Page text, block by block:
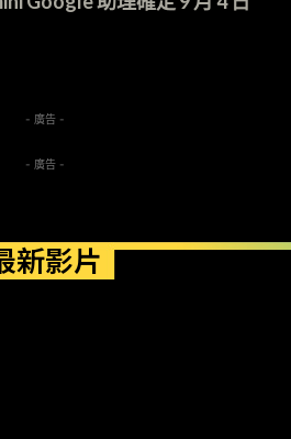
- 廣告 -
- 廣告 -
新影片